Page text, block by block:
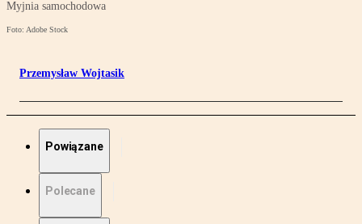
Myjnia samochodowa
Foto: Adobe Stock
Przemysław Wojtasik
Powiązane
Polecane